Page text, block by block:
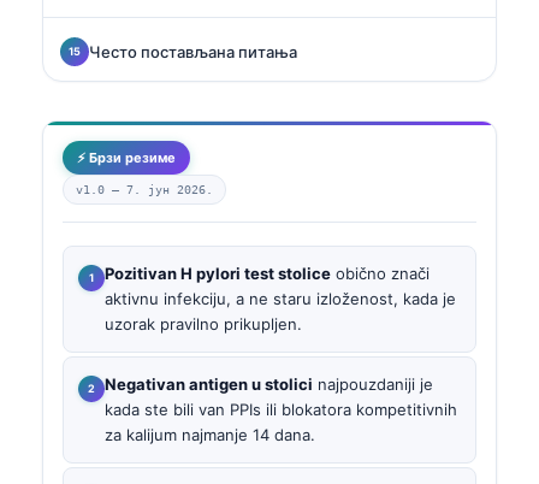
Често постављана питања
⚡ Брзи резиме
v1.0 — 7. јун 2026.
Pozitivan H pylori test stolice obično znači
aktivnu infekciju, a ne staru izloženost, kada je
uzorak pravilno prikupljen.
Negativan antigen u stolici najpouzdaniji je
kada ste bili van PPIs ili blokatora kompetitivnih
za kalijum najmanje 14 dana.